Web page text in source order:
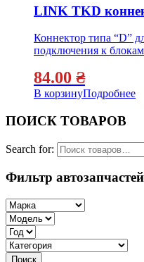
LINK TKD
Коннектор типа “D”
подключения к
84.00 ₴
В корзинуПодробнее
ПОИСК ТОВАРОВ
Search for:
Фильтр автозапчастей